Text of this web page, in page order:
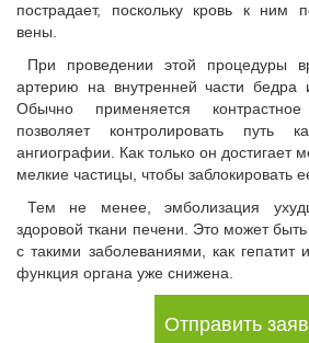
пострадает, поскольку кровь к ним
вены.
При проведении этой процедуры
артерию на внутренней части бедра
Обычно применяется
позволяет контролировать путь
ангиографии. Как только он достигает
мелкие частицы, чтобы заблокировать
Тем не менее, эмболизация
здоровой ткани печени. Это может
с такими заболеваниями, как гепатит
функция органа уже снижена.
Отправить